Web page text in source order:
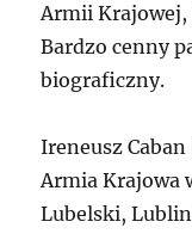
Armii Krajowej,
Bardzo cenny
biograficzny.
Ireneusz
Armia Krajowa
Lubelski,